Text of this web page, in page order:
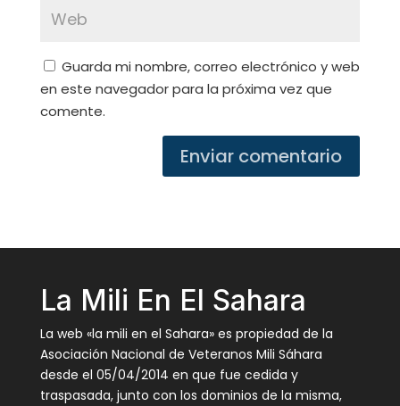
Guarda mi nombre, correo electrónico y web
en este navegador para la próxima vez que
comente.
Enviar comentario
La Mili En El Sahara
La web «la mili en el Sahara» es propiedad de la
Asociación Nacional de Veteranos Mili Sáhara
desde el 05/04/2014 en que fue cedida y
traspasada, junto con los dominios de la misma,